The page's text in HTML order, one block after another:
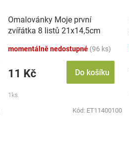
Omalovánky Moje první
zvířátka 8 listů 21x14,5cm
momentálně nedostupné (96 ks)
11 Kč Do košíku
1ks
Kód: ET11400100